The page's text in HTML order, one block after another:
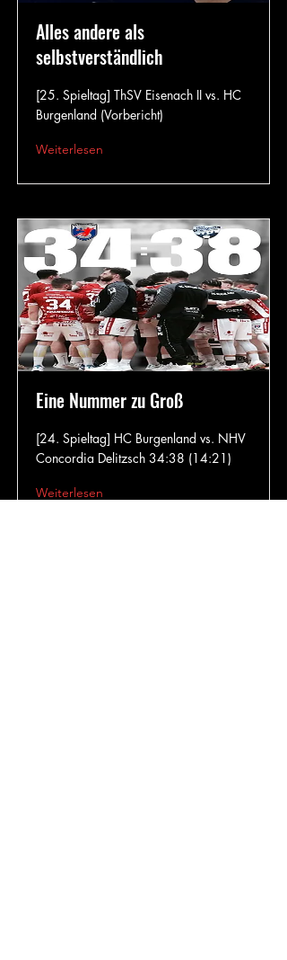
Alles andere als
selbstverständlich
[25. Spieltag] ThSV Eisenach II vs. HC
Burgenland (Vorbericht)
Weiterlesen
Eine Nummer zu Groß
[24. Spieltag] HC Burgenland vs. NHV
Concordia Delitzsch 34:38 (14:21)
Weiterlesen